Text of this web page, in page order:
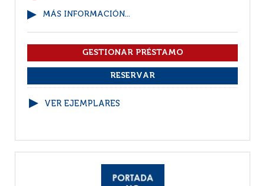
MÁS INFORMACIÓN...
VER EJEMPLARES